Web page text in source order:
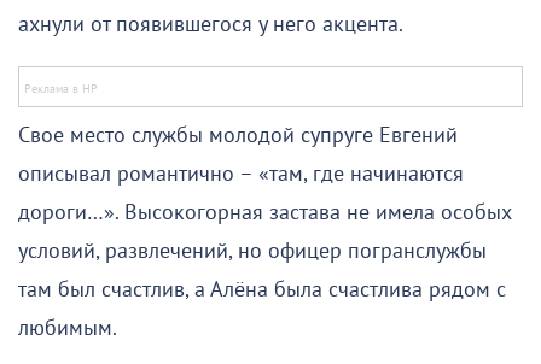
ахнули от появившегося у него акцента.
Свое место службы молодой супруге Евгений
описывал романтично – «там, где начинаются
дороги…». Высокогорная застава не имела особых
условий, развлечений, но офицер погранслужбы
там был счастлив, а Алёна была счастлива рядом с
любимым.